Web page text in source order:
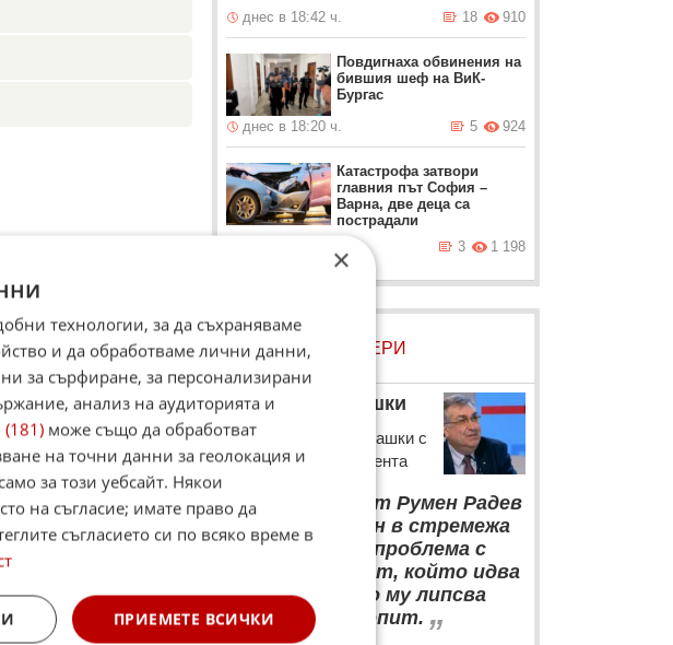
в България,
повишили рязко през
17%. Това сочат
днес в 18:42 ч.
910
18
Повдигнаха обвинения на
бившия шеф на ВиК-
Бургас
днес в 18:20 ч.
924
5
Катастрофа затвори
главния път София –
Варна, две деца са
пострадали
1 198
3
ЛОВЦИ НА БИСЕРИ
Георги Близнашки
Проф. Георги Близнашки с
коментар за президента
“ Президентът Румен Радев
е добронамерен в стремежа
си да разреши проблема с
етническия вот, който идва
от чужбина, но му липсва
политически опит. „
×
технологии, за да съхраняваме
и да обработваме лични данни,
за сърфиране, за персонализирани
анализ на аудиторията и
(181) може също да обработват
на точни данни за геолокация и
за този уебсайт. Някои
на съгласие; имате право да
съгласието си по всяко време в
ПРИЕМЕТЕ ВСИЧКИ